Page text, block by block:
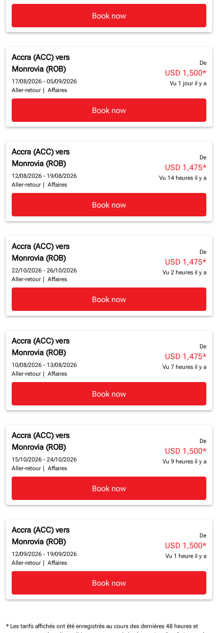
Book now
Accra (ACC) vers
Monrovia (ROB)
17/08/2026 - 05/09/2026
Aller-retour
Affaires
De
USD 1,500*
Vu 1 jour il y a
Book now
Accra (ACC) vers
Monrovia (ROB)
12/08/2026 - 19/08/2026
Aller-retour
Affaires
De
USD 1,475*
Vu 14 heures il y a
Book now
Accra (ACC) vers
Monrovia (ROB)
22/10/2026 - 26/10/2026
Aller-retour
Affaires
De
USD 1,475*
Vu 2 heures il y a
Book now
Accra (ACC) vers
Monrovia (ROB)
10/08/2026 - 13/08/2026
Aller-retour
Affaires
De
USD 1,475*
Vu 7 heures il y a
Book now
Accra (ACC) vers
Monrovia (ROB)
15/10/2026 - 24/10/2026
Aller-retour
Affaires
De
USD 1,500*
Vu 9 heures il y a
Book now
Accra (ACC) vers
Monrovia (ROB)
12/09/2026 - 19/09/2026
Aller-retour
Affaires
De
USD 1,500*
Vu 1 heure il y a
Book now
* Les tarifs affichés ont été enregistrés au cours des dernières 48 heures et